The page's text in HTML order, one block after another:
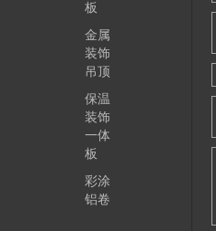
板
金属
装饰
吊顶
保温
装饰
一体
板
彩涂
铝卷